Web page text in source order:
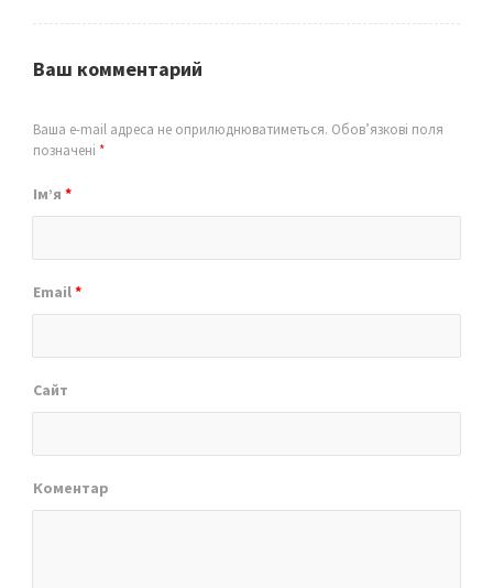
Ваш комментарий
Ваша e-mail адреса не оприлюднюватиметься. Обов’язкові поля
позначені *
Ім’я *
Email*
Сайт
Коментар